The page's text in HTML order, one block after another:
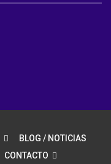
BLOG / NOTICIAS
CONTACTO